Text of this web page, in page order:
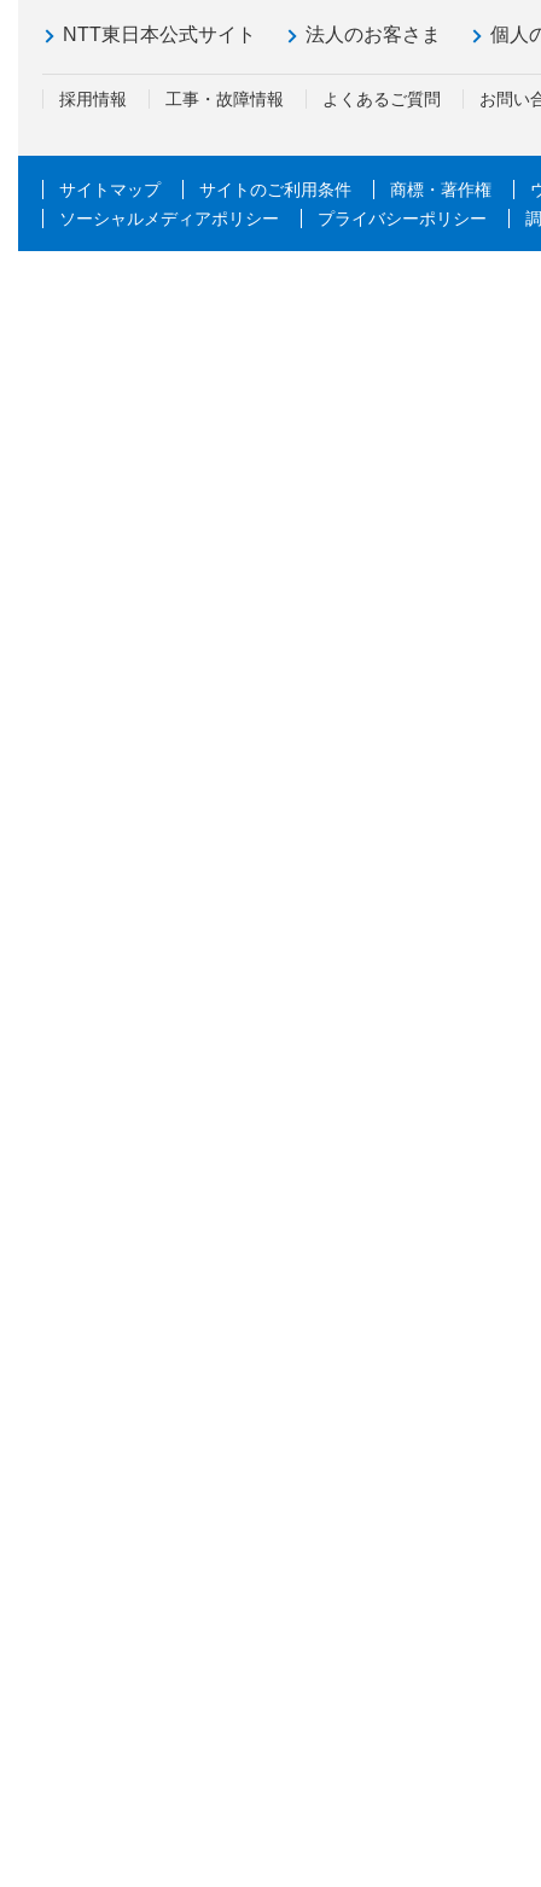
NTT東日本公式サイト 法人のお客さま 個人
採用情報 工事・故障情報 よくあるご質問 お問い
サイトマップ サイトのご利用条件 商標・著作権
ソーシャルメディアポリシー
プライバシーポリシー